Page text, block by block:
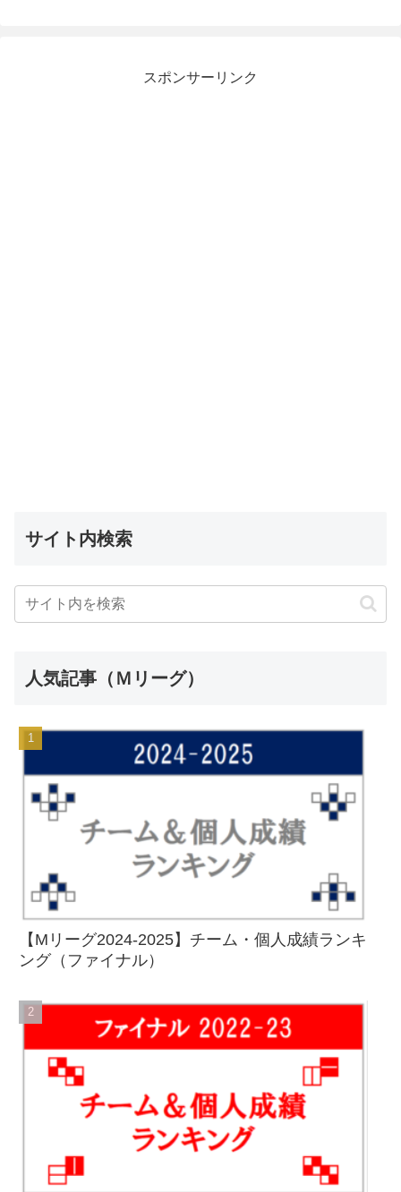
スポンサーリンク
サイト内検索
人気記事（Ｍリーグ）
【Mリーグ2024-2025】チーム・個人成績ランキ
ング（ファイナル）